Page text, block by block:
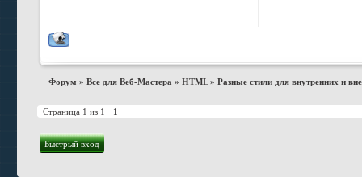
Форум » Все для Веб-Мастера » HTML » Разные стили для внутренних и
Страница 1 из 1 1